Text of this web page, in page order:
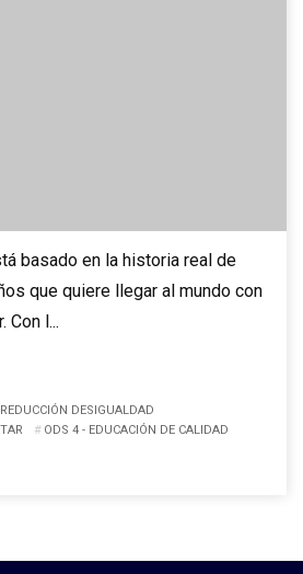
DESIGUALDAD
ODS 4 - EDUCACIÓN DE CALIDAD
basado en la historia real de
que quiere llegar al mundo con
Con l...